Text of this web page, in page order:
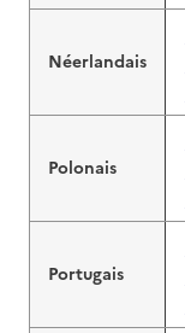
Néerlandais
Polonais
Portugais